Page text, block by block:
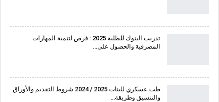
تدريب البنوك للطلبة 2025 : فرص لتنمية المهارات
المصرفية والحصول على…
طب عسكري للبنات 2025 / 2024 شروط التقديم والأوراق
والتنسيق وطريقة…